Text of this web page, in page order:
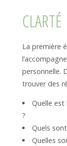
CLARTÉ
La première
personnelle.
trouver des
Quelle
?
Quels
Quelles